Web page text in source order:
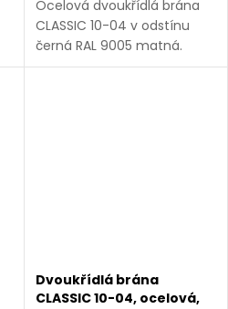
Ocelová dvoukřídlá brána
CLASSIC 10-04 v odstínu
černá RAL 9005 matná.
Bezúdržbová ocel (žárový
Dvoukřídlá brána
CLASSIC 10-04, ocelová,